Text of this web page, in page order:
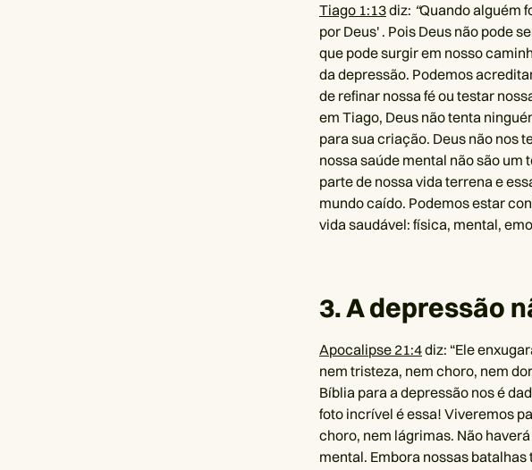
Tiago 1:13diz: “Quando alguém
por Deus' . Pois Deus não pode
que pode surgir em nosso
da depressão. Podemos
de refinar nossa fé ou testar
em Tiago, Deus não tenta
para sua criação. Deus não nos
nossa saúde mental não são um
parte de nossa vida terrena e
mundo caído. Podemos estar
vida saudável: física, mental,
3. A depressão
Apocalipse 21:4diz: “Ele
nem tristeza, nem choro, nem
Bíblia para a depressão nos é
foto incrível é essa! Viveremos
choro, nem lágrimas. Não
mental. Embora nossas